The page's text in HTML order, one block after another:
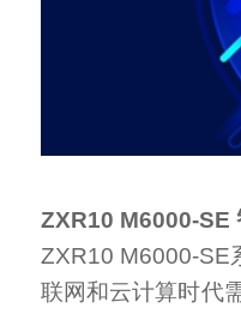
ZXR10 M6000-SE
ZXR10 M6000-SE
联网和云计算时代